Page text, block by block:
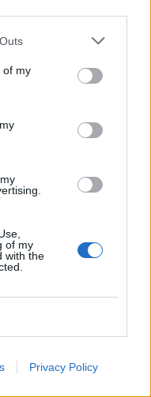
of my
of my
with the
Privacy Policy
01:16